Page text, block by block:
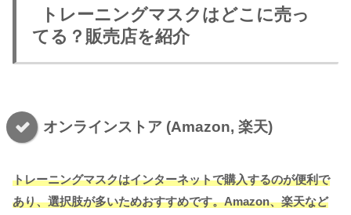
トレーニングマスクはどこに売っ
てる？販売店を紹介
オンラインストア (Amazon, 楽天)
トレーニングマスクはインターネットで購入するのが便利で
あり、選択肢が多いためおすすめです。Amazon、楽天など